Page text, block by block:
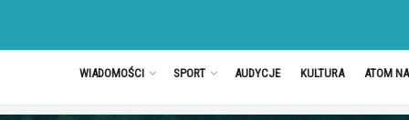
WIADOMOŚCI SPORT AUDYCJE KULTURA ATOM